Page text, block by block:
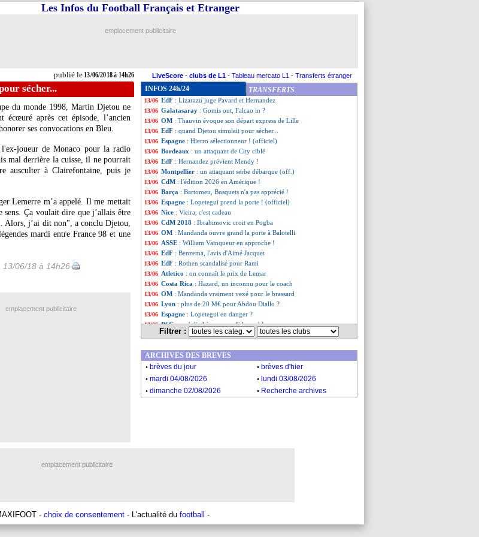
publié le13/06/2018 à 14h26
Les Infos du Football Français et Etranger
emplacement publicitaire
LiveScore - clubs de L1 - Tableau mercato L1 - Transferts étranger
sécher...
du monde 1998, Martin Djetou ne
écœuré après cet épisode, l’ancien
ses convocations en Bleu.
joueur de Monaco pour la radio
mal derrière la cuisse, il ne pourrait
ausculter à Clairefontaine, puis je
Lemerre m’a appelé. Il me mettait
sens. Ça voulait dire que j’allais être
Alors, j’ai dit non", a conclu Djetou,
mardi entre France 98 et une
13/06/18 à 14h26
INFOS 24h/24 TRANSFERTS
13/06 PSG: pas de sanction pour le FPF !
13/06 Roma
13/06 Espagne : Lopetegui viré, Fabregas ironique
13/06 Lyon: Diakhaby négocie avec Valence
13/06 EdF : Lizarazu juge Pavard et Hernandez
13/06 Galatasaray : Gomis out, Falcao in ?
13/06 OM : Thauvin évoque son départ express de Lille
13/06 EdF : quand Djetou simulait pour sécher...
13/06 Espagne : Hierro sélectionneur ! (officiel)
13/06 Bordeaux : un attaquant de City ciblé
13/06 EdF : Hernandez prévient Mendy !
13/06 Montpellier : un attaquant serbe débarque (off.)
13/06 CdM : l'édition 2026 en Amérique !
13/06 Barça : Bartomeu, Busquets n'a pas apprécié !
13/06 Espagne : Lopetegui prend la porte ! (officiel)
13/06 Nice : Vieira, c'est cadeau
13/06 CdM 2018 : Ibrahimovic croit en Pogba
13/06 OM : Mandanda ouvre grand la porte à Balotelli
13/06 ASSE : William Vainqueur en approche !
13/06 EdF : Benzema, l'avis d'Aimé Jacquet
13/06 EdF : Rothen scandalisé pour Rami
13/06 Atletico : on connaît le prix de Lemar
13/06 Costa Rica : Hazard, un inconnu pour le coach
13/06 OM : Mandanda vraiment vexé pour le brassard
13/06 Lyon : plus de 20 M€ pour Abdou Diallo ?
13/06 Espagne : Lopetegui en danger ?
13/06 PSG: un joli chèque pour Edouard !
Liste des brèves du mar. 12 juin 2018
Filtrer :
emplacement publicitaire
ARCHIVES DES BREVES
. brèves du jour . brèves d'hier
. mardi 04/08/2026 . lundi 03/08/2026
. dimanche 02/08/2026 . Recherche archives
emplacement publicitaire
- choix de consentement - L'actualité du football -